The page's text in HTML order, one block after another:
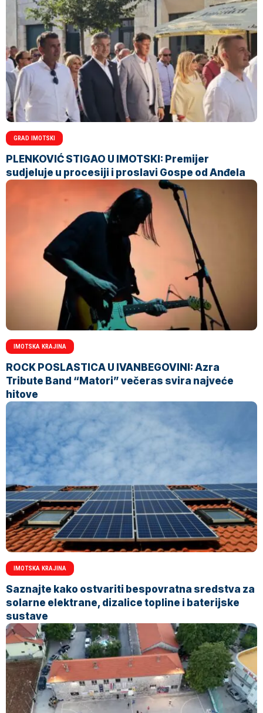
GRAD IMOTSKI
PLENKOVIĆ STIGAO U IMOTSKI: Premijer
sudjeluje u procesiji i proslavi Gospe od Anđela
IMOTSKA KRAJINA
ROCK POSLASTICA U IVANBEGOVINI: Azra
Tribute Band “Matori” večeras svira najveće
hitove
IMOTSKA KRAJINA
Saznajte kako ostvariti bespovratna sredstva za
solarne elektrane, dizalice topline i baterijske
sustave